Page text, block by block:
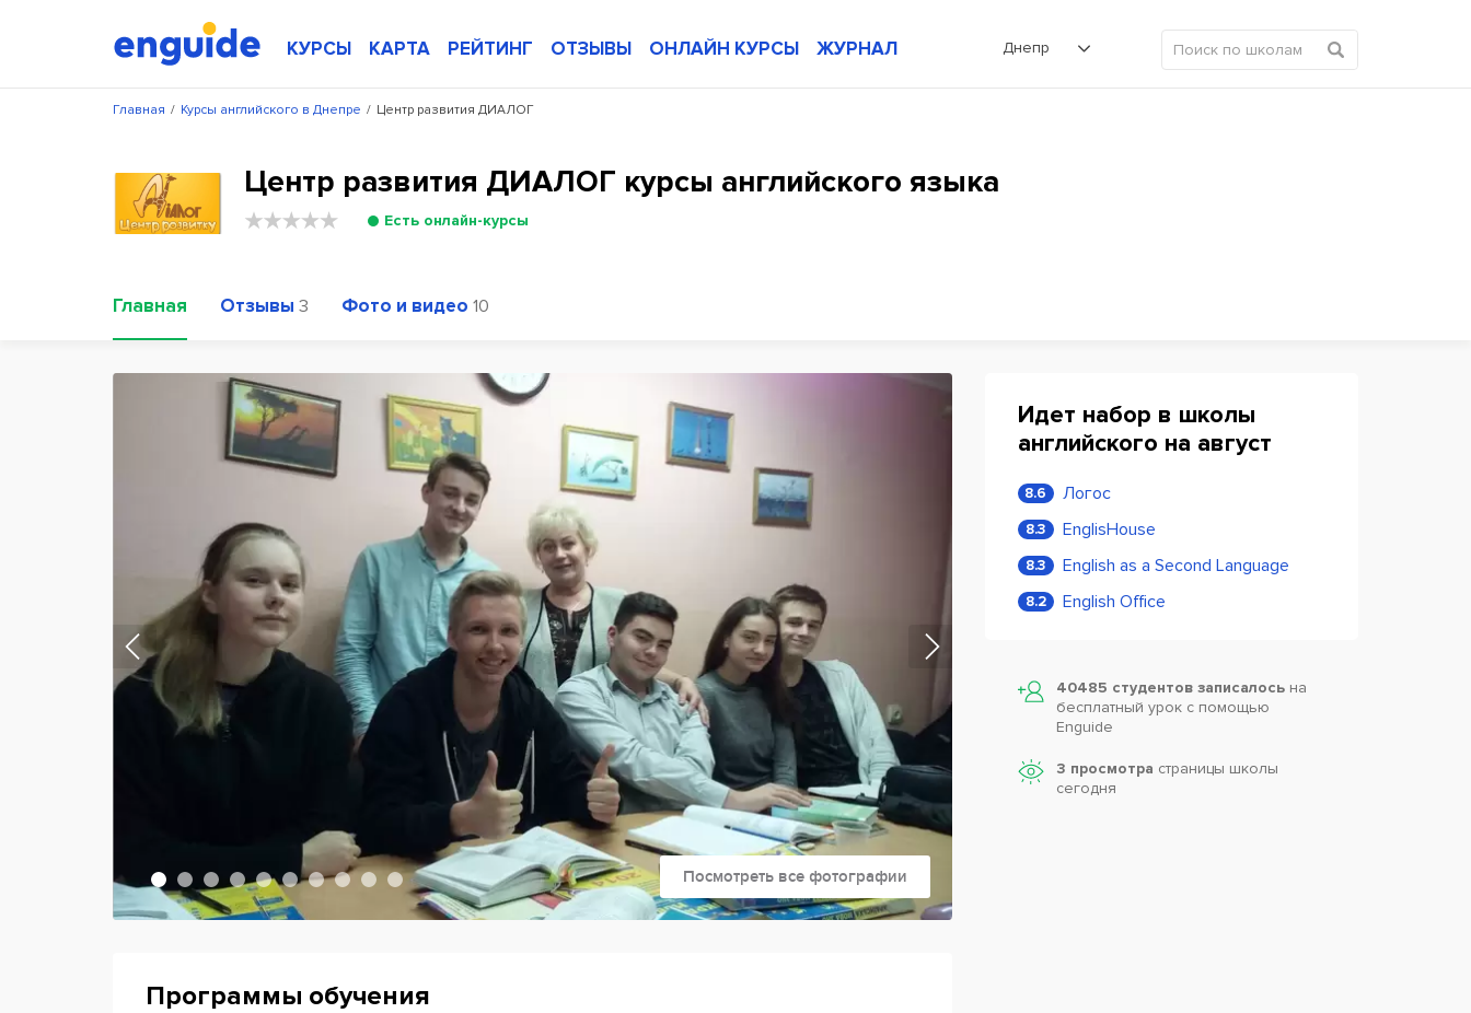
КУРСЫ КАРТА РЕЙТИНГ ОТЗЫВЫ ОНЛАЙН КУРСЫ ЖУРНАЛ Днепр
/
Главная /
Курсы английского в Днепре Центр развития ДИАЛОГ
Центр развития ДИАЛОГ курсы английского языка
Есть онлайн-курсы
Главная Отзывы 3 Фото и видео 10
Посмотреть все фотографии
Программы обучения
Идет набор в школы
английского на август
8.6 Логос
8.3 EnglisHouse
8.3 English as a Second Language
8.2 English Office
40485 студентов записалось на
бесплатный урок с помощью
Enguide
3 просмотра страницы школы
сегодня